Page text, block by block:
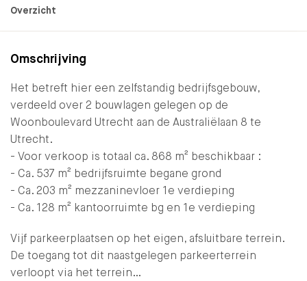
Omschrijving
Het betreft hier een zelfstandig bedrijfsgebouw,
verdeeld over 2 bouwlagen gelegen op de
Woonboulevard Utrecht aan de Australiëlaan 8 te
Utrecht.
- Voor verkoop is totaal ca. 868 m² beschikbaar :
- Ca. 537 m² bedrijfsruimte begane grond
- Ca. 203 m² mezzaninevloer 1e verdieping
- Ca. 128 m² kantoorruimte bg en 1e verdieping
Vijf parkeerplaatsen op het eigen, afsluitbare terrein.
De toegang tot dit naastgelegen parkeerterrein
verloopt via het terrein…